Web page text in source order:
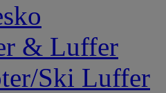
& Luffer
Ski Luffer